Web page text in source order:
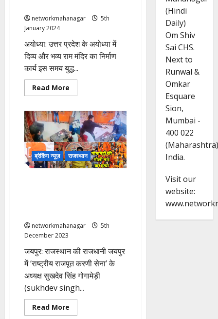
राठौड
networkmahanagar
5th
January 2024
अयोध्या: उत्तर प्रदेश के अयोध्या में
द‍िव्‍य और भव्‍य राम मंद‍िर का न‍िर्माण
कार्य इस समय युद्ध...
Read More
more
राम
मंदिर
के
सिंहद्वार
पर
रामभक्तों
का
स्वागत
करेंगे
ब्रेकिंग न्यूज़ राजस्थान
networkmahanagar
5th
December 2023
जयपुर: राजस्थान की राजधानी जयपुर
में ‘राष्ट्रीय राजपूत करणी सेना’ के
अध्यक्ष सुखदेव सिंह गोगामेड़ी
(sukhdev singh...
Read More
more
(Hindi
Daily)
Om Shiv
Sai CHS.
Next to
Runwal &
Omkar
Esquare
Sion,
Mumbai -
400 022
(Maharashtra)
India.
Visit our
website: